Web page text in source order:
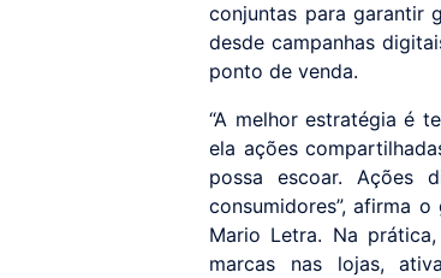
conjuntas para garantir
desde campanhas
ponto de venda.
“A melhor estratégia é
ela ações
possa escoar. Ações
consumidores”, afirma
Mario Letra. Na
marcas nas lojas,